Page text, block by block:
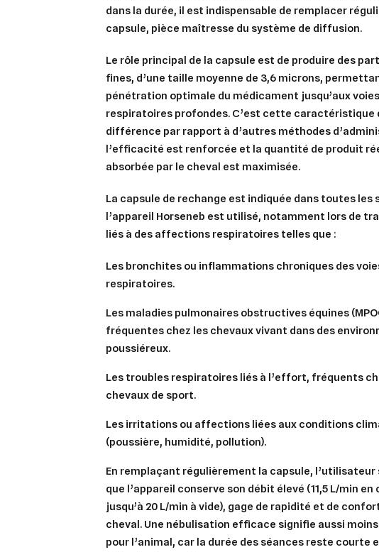
dans la durée, il est indispensable de remplacer
capsule, pièce maîtresse du système de diffusion.
Le rôle principal de la capsule est de produire des
fines, d’une taille moyenne de 3,6 microns,
pénétration optimale du médicament jusqu’aux voies
respiratoires profondes. C’est cette caractéristique
différence par rapport à d’autres méthodes
l’efficacité est renforcée et la quantité de produit
absorbée par le cheval est maximisée.
La capsule de rechange est indiquée dans toutes les
l’appareil Horseneb est utilisé, notamment lors de
liés à des affections respiratoires telles que :
Les bronchites ou inflammations chroniques des
respiratoires.
Les maladies pulmonaires obstructives équines
fréquentes chez les chevaux vivant dans des
poussiéreux.
Les troubles respiratoires liés à l’effort, fréquents
chevaux de sport.
Les irritations ou affections liées aux conditions
(poussière, humidité, pollution).
En remplaçant régulièrement la capsule, l’utilisateur
que l’appareil conserve son débit élevé (11,5 L/min
jusqu’à 20 L/min à vide), gage de rapidité et de
cheval. Une nébulisation efficace signifie aussi
pour l’animal, car la durée des séances reste courte
Ajouter à ma
Créer une liste
Nom de la liste
Connexion
Vous devez être